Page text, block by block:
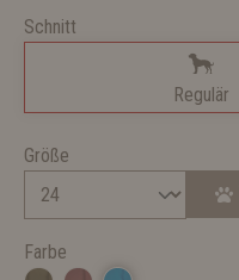
Schnitt
Regulär
Größe
Farbe